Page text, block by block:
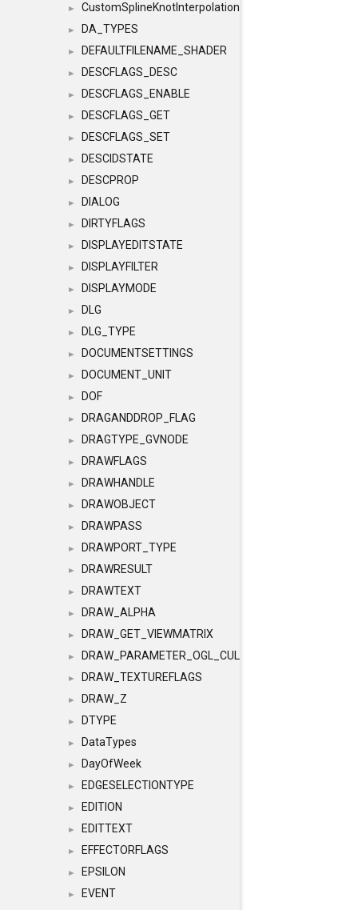
► CustomSplineKnotInterpolation
► DA_TYPES
► DEFAULTFILENAME_SHADER
► DESCFLAGS_DESC
► DESCFLAGS_ENABLE
► DESCFLAGS_GET
► DESCFLAGS_SET
► DESCIDSTATE
► DESCPROP
► DIALOG
► DIRTYFLAGS
► DISPLAYEDITSTATE
► DISPLAYFILTER
► DISPLAYMODE
► DLG
► DLG_TYPE
► DOCUMENTSETTINGS
► DOCUMENT_UNIT
► DOF
► DRAGANDDROP_FLAG
► DRAGTYPE_GVNODE
► DRAWFLAGS
► DRAWHANDLE
► DRAWOBJECT
► DRAWPASS
► DRAWPORT_TYPE
► DRAWRESULT
► DRAWTEXT
► DRAW_ALPHA
► DRAW_GET_VIEWMATRIX
► DRAW_PARAMETER_OGL_CULLING
► DRAW_TEXTUREFLAGS
► DRAW_Z
► DTYPE
► DataTypes
► DayOfWeek
► EDGESELECTIONTYPE
► EDITION
► EDITTEXT
► EFFECTORFLAGS
► EPSILON
►
EVENT